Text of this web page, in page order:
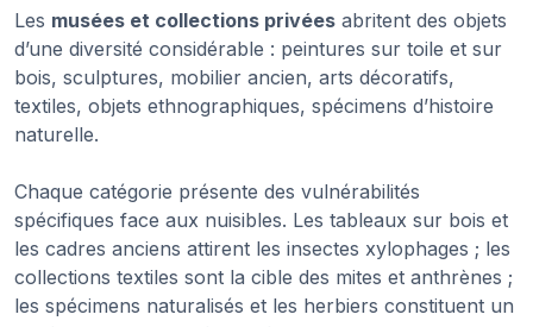
Les musées et collections privées abritent des objets
d’une diversité considérable : peintures sur toile et sur
bois, sculptures, mobilier ancien, arts décoratifs,
textiles, objets ethnographiques, spécimens d’histoire
naturelle.
Chaque catégorie présente des vulnérabilités
spécifiques face aux nuisibles. Les tableaux sur bois et
les cadres anciens attirent les insectes xylophages ; les
collections textiles sont la cible des mites et anthrènes ;
les spécimens naturalisés et les herbiers constituent un